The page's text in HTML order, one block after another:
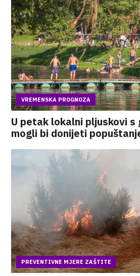
VREMENSKA PROGNOZA
U petak lokalni pljuskovi s
mogli bi donijeti
PREVENTIVNE MJERE ZAŠTITE